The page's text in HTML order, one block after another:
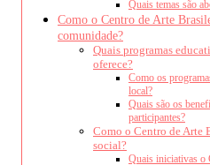
Quais temas são
Como o Centro de Arte
comunidade?
Quais programas
oferece?
Como os
local?
Quais são os
participantes?
Como o Centro de Arte
social?
Quais iniciativas o